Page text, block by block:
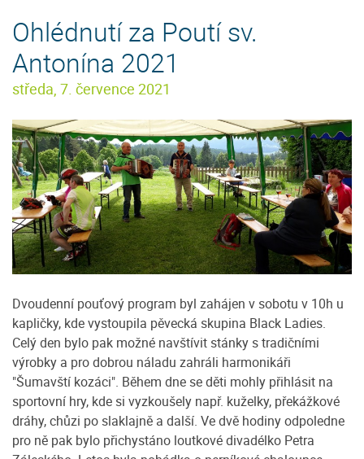
Ohlédnutí za Poutí sv.
Antonína 2021
středa, 7. července 2021
Dvoudenní pouťový program byl zahájen v sobotu v 10h u
kapličky, kde vystoupila pěvecká skupina Black Ladies.
Celý den bylo pak možné navštívit stánky s tradičními
výrobky a pro dobrou náladu zahráli harmonikáři
"Šumavští kozáci". Během dne se děti mohly přihlásit na
sportovní hry, kde si vyzkoušely např. kuželky, překážkové
dráhy, chůzi po slaklajně a další. Ve dvě hodiny odpoledne
pro ně pak bylo přichystáno loutkové divadélko Petra